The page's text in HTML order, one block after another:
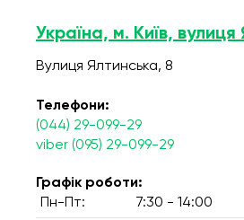
Україна, м. Київ, вулиця
Вулиця Ялтинська, 8
Телефони:
(044) 29-099-29
viber (095) 29-099-29
Графік роботи:
Пн-Пт:
7:30 - 14:00